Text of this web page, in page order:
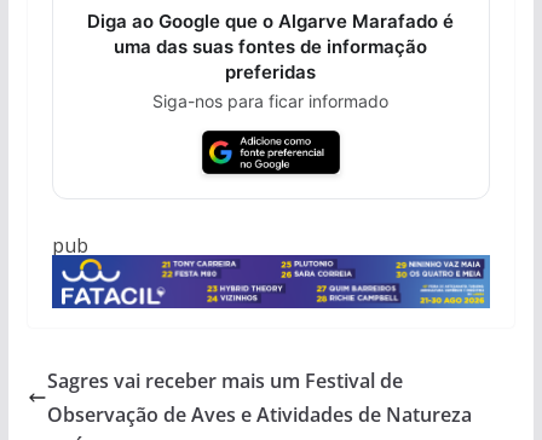
Diga ao Google que o Algarve Marafado é
uma das suas fontes de informação
preferidas
Siga-nos para ficar informado
pub
Sagres vai receber mais um Festival de
Observação de Aves e Atividades de Natureza